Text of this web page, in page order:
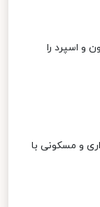
اسپرد را
و مسکونی با